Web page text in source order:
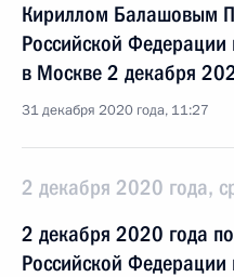
Кириллом Балашовым
Российской Федерации
в Москве 2 декабря
31 декабря 2020 года, 11:27
2 декабря 2020 года,
2 декабря 2020 года
Российской Федерации